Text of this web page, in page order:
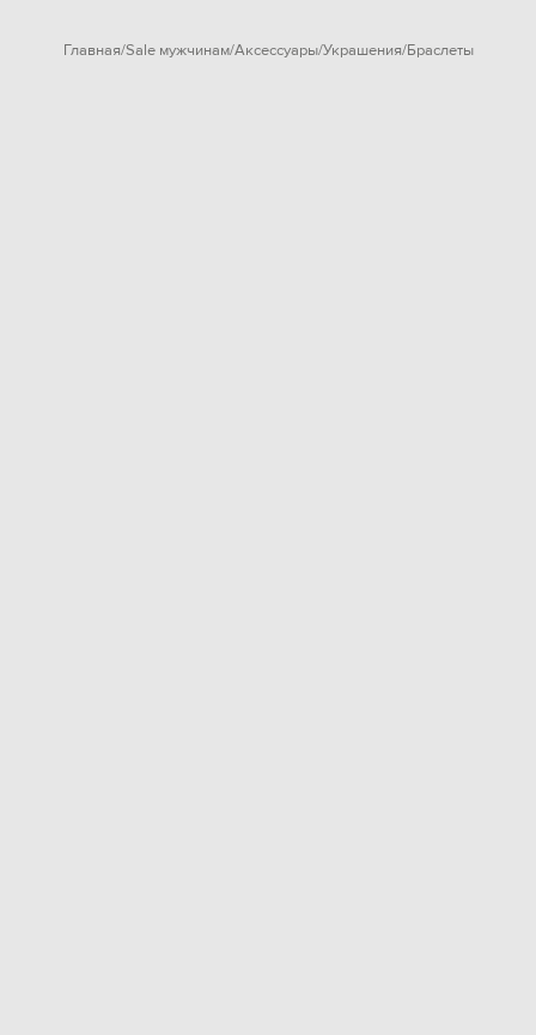
Главная Sale мужчинам Аксессуары Украшения Браслеты